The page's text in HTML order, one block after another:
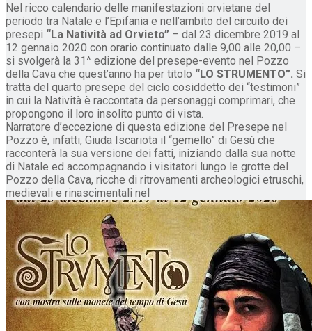
Nel ricco calendario delle manifestazioni orvietane del
periodo tra Natale e l’Epifania e nell’ambito del circuito dei
presepi “La Natività ad Orvieto” – dal 23 dicembre 2019 al
12 gennaio 2020 con orario continuato dalle 9,00 alle 20,00 –
si svolgerà la 31^ edizione del presepe-evento nel Pozzo
della Cava che quest’anno ha per titolo “LO STRUMENTO”. Si
tratta del quarto presepe del ciclo cosiddetto dei “testimoni”
in cui la Natività è raccontata da personaggi comprimari, che
propongono il loro insolito punto di vista.
Narratore d’eccezione di questa edizione del Presepe nel
Pozzo è, infatti, Giuda Iscariota il “gemello” di Gesù che
racconterà la sua versione dei fatti, iniziando dalla sua notte
di Natale ed accompagnando i visitatori lungo le grotte del
Pozzo della Cava, ricche di ritrovamenti archeologici etruschi,
medievali e rinascimentali nel